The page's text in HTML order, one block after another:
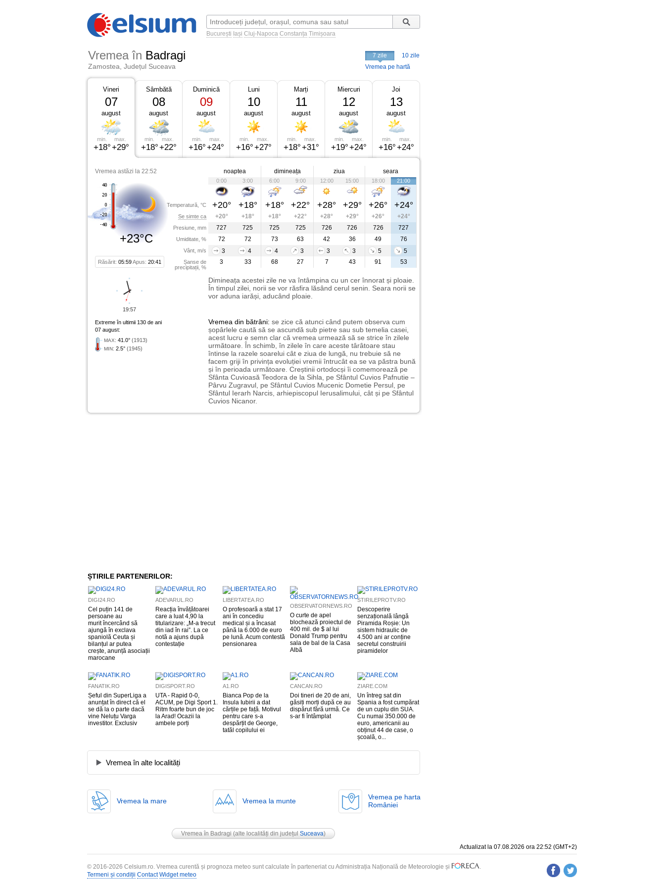
București Iași Cluj-Napoca Constanța Timișoara
Vremea în Badragi
Zamostea, Județul Suceava
7 zile
10 zile
Vremea pe hartă
Vineri
07
august
min.
+18°
max.
+29°
Sâmbătă
08
august
min.
+18°
max.
+22°
Duminică
09
august
min.
+16°
max.
+24°
Luni
10
august
min.
+16°
max.
+27°
Marți
11
august
min.
+18°
max.
+31°
Miercuri
12
august
min.
+19°
max.
+24°
Joi
13
august
min.
+16°
max.
+24°
Vremea astăzi la 22:52
+23°C
Răsărit: 05:59Apus: 20:41
Temperatură, °C
Se simte ca
Presiune, mm
Umiditate, %
Vânt, m/s
Șanse de
precipitații, %
noaptea dimineața ziua seara
0:00 3:00 6:00 9:00 12:00 15:00 18:00 21:00
+20° +18° +18° +22° +28° +29° +26° +24°
+20° +18° +18° +22° +28° +29° +26°
+24°
727
725 725 725 726 726 726
727
72
72 73 63 42 36 49
76
3
4 4 3 3 3 5
5
3
33 68 27 7 43 91 53
Dimineața acestei zile ne va întâmpina cu un cer înnorat și ploaie.
În timpul zilei, norii se vor răsfira lăsând cerul senin. Seara norii se
vor aduna iarăși, aducând ploaie.
Extreme în ultimii 130 de ani
07 august:
MAX: 41.0° (1913)
MIN: 2.5° (1945)
Vremea din bătrâni: se zice că atunci când putem observa cum
șopârlele caută să se ascundă sub pietre sau sub temelia casei,
acest lucru e semn clar că vremea urmează să se strice în zilele
următoare. În schimb, în zilele în care aceste târâtoare stau
întinse la razele soarelui cât e ziua de lungă, nu trebuie să ne
facem griji în privința evoluției vremii întrucât ea se va păstra bună
și în perioada următoare. Creștinii ortodocși îi comemorează pe
Sfânta Cuvioasă Teodora de la Sihla, pe Sfântul Cuvios Pafnutie –
Pârvu Zugravul, pe Sfântul Cuvios Mucenic Dometie Persul, pe
Sfântul Ierarh Narcis, arhiepiscopul Ierusalimului, cât și pe Sfântul
Cuvios Nicanor.
19:57
ȘTIRILE PARTENERILOR:
DIGI24.RO
Cel puțin 141 de
persoane au
murit încercând să
ajungă în exclava
spaniolă Ceuta și
bilanțul ar putea
crește, anunță asociații
marocane
ADEVARUL.RO
Reacția învățătoarei
care a luat 4,90 la
titularizare: „M-a trecut
din iad în rai”. La ce
notă a ajuns după
contestație
LIBERTATEA.RO
O profesoară a stat 17
ani în concediu
medical și a încasat
până la 6.000 de euro
pe lună. Acum contestă
pensionarea
OBSERVATORNEWS.RO
O curte de apel
blochează proiectul de
400 mil. de $ al lui
Donald Trump pentru
sala de bal de la Casa
Albă
STIRILEPROTV.RO
Descoperire
senzațională lângă
Piramida Roșie: Un
sistem hidraulic de
4.500 ani ar conține
secretul construirii
piramidelor
FANATIK.RO
Șeful din SuperLiga a
anunțat în direct că el
se dă la o parte dacă
vine Neluțu Varga
investitor. Exclusiv
DIGISPORT.RO
UTA - Rapid 0-0,
ACUM, pe Digi Sport 1.
Ritm foarte bun de joc
la Arad! Ocazii la
ambele porți
A1.RO
Bianca Pop de la
Insula Iubirii a dat
cărțile pe față. Motivul
pentru care s-a
despărțit de George,
tatăl copilului ei
CANCAN.RO
Doi tineri de 20 de ani,
găsiți morți după ce au
dispărut fără urmă. Ce
s-ar fi întâmplat
ZIARE.COM
Un întreg sat din
Spania a fost cumpărat
de un cuplu din SUA.
Cu numai 350.000 de
euro, americanii au
obținut 44 de case, o
școală, o...
Vremea în alte localități
Vremea la mare Vremea la munte
Vremea pe harta
României
Vremea în Badragi (alte localități din județul Suceava)
Actualizat la 07.08.2026 ora 22:52 (GMT+2)
© 2016-2026 Celsium.ro. Vremea curentă și prognoza meteo sunt calculate în parteneriat cu Administrația Națională de Meteorologie și
.
Termeni și condiții Contact Widget meteo